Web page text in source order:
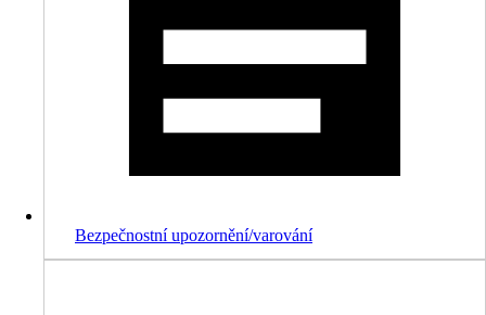
Bezpečnostní upozornění/varování